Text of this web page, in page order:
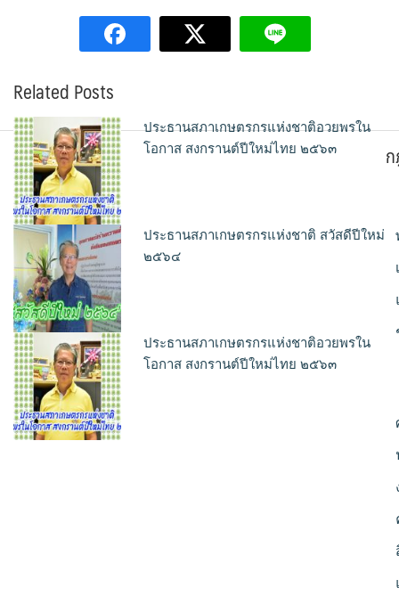
Related Posts
ประธานสภาเกษตรกรแห่งชาติอวยพรใน
โอกาส สงกรานต์ปีใหม่ไทย ๒๕๖๓
ประธานสภาเกษตรกรแห่งชาติ สวัสดีปีใหม่
๒๕๖๔
ประธานสภาเกษตรกรแห่งชาติอวยพรใน
โอกาส สงกรานต์ปีใหม่ไทย ๒๕๖๓